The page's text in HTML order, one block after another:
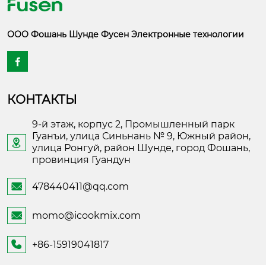
ООО Фошань Шунде Фусен Электронные технологии

КОНТАКТЫ

9-й этаж, корпус 2, Промышленный парк
Гуанъи, улица Синьнань № 9, Южный район,
улица Ронгуй, район Шунде, город Фошань,
провинция Гуандун
 478440411@qq.com
 momo@icookmix.com
 +86-15919041817